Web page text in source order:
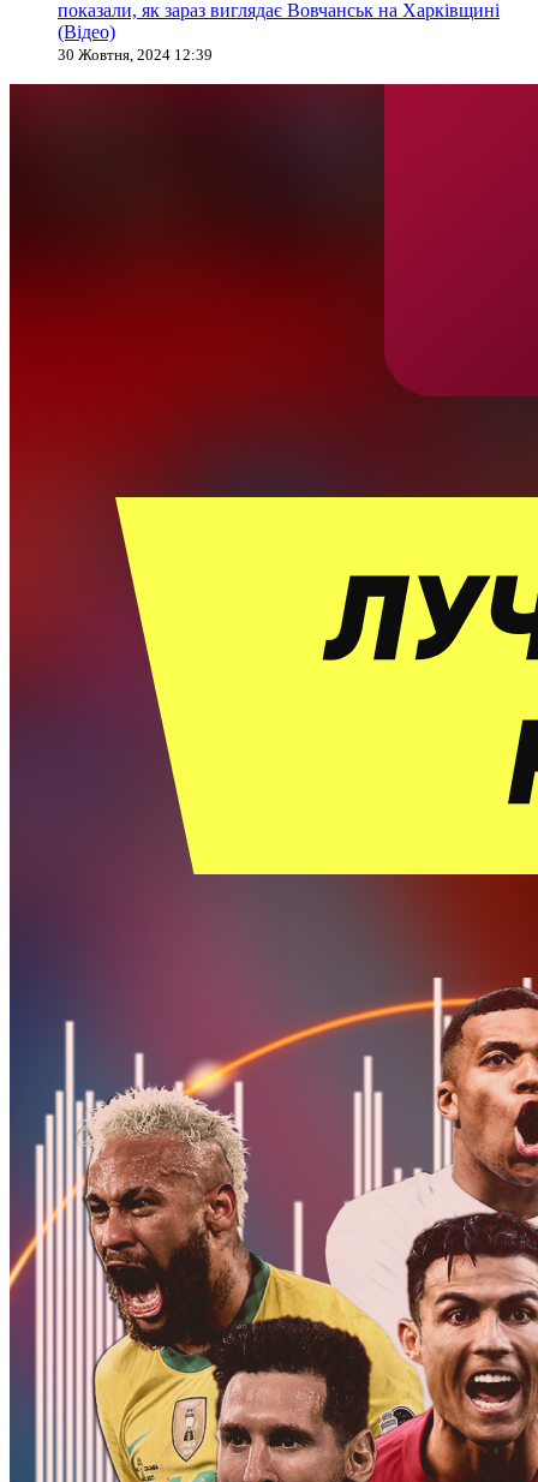
показали, як зараз виглядає Вовчанськ на Харківщині
(Відео)
30 Жовтня, 2024 12:39